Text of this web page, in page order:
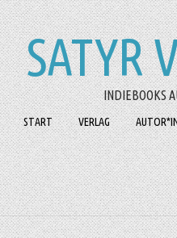
SATYR
INDIEBOOKS
START VERLAG